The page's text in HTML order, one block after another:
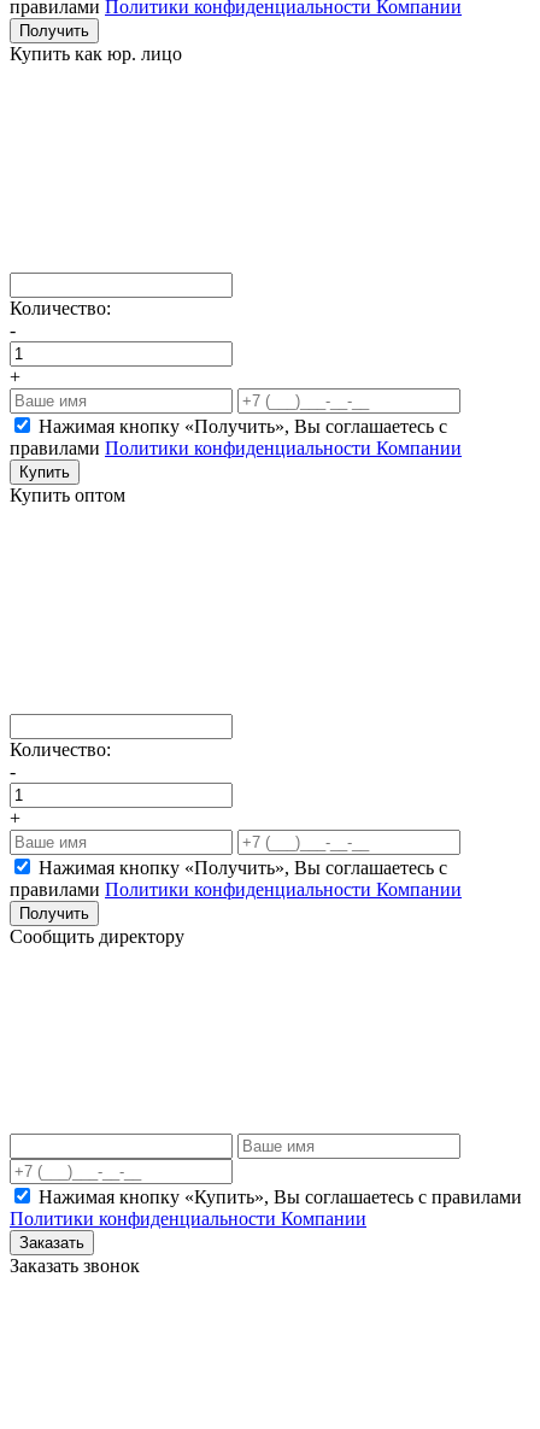
правилами Политики конфиденциальности Компании
Получить
Купить как юр. лицо
Количество:
-
+
Нажимая кнопку «Получить», Вы соглашаетесь c
правилами Политики конфиденциальности Компании
Купить
Купить оптом
Количество:
-
+
Нажимая кнопку «Получить», Вы соглашаетесь c
правилами Политики конфиденциальности Компании
Получить
Сообщить директору
Нажимая кнопку «Купить», Вы соглашаетесь c правилами
Политики конфиденциальности Компании
Заказать
Заказать звонок